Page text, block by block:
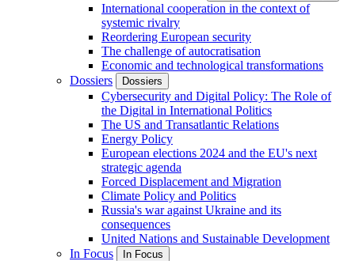
International cooperation in the context of
systemic rivalry
Reordering European security
The challenge of autocratisation
Economic and technological transformations
Dossiers
Dossiers
Cybersecurity and Digital Policy: The Role of
the Digital in International Politics
The US and Transatlantic Relations
Energy Policy
European elections 2024 and the EU's next
strategic agenda
Forced Displacement and Migration
Climate Policy and Politics
Russia's war against Ukraine and its
consequences
United Nations and Sustainable Development
In Focus
In Focus